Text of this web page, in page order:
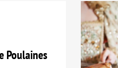
Poulaines